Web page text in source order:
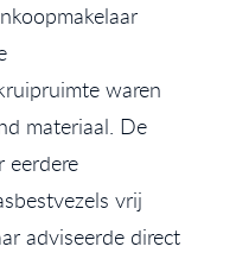
waren
materiaal. De
eerdere
vrij
adviseerde direct